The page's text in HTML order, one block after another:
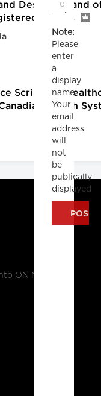
Desired Brand
Nurses
Scribes in
Health
Note:
Please
enter
a
display
name.
Your
email
address
will
not
be
publically
displayed
ON M5A 1N1